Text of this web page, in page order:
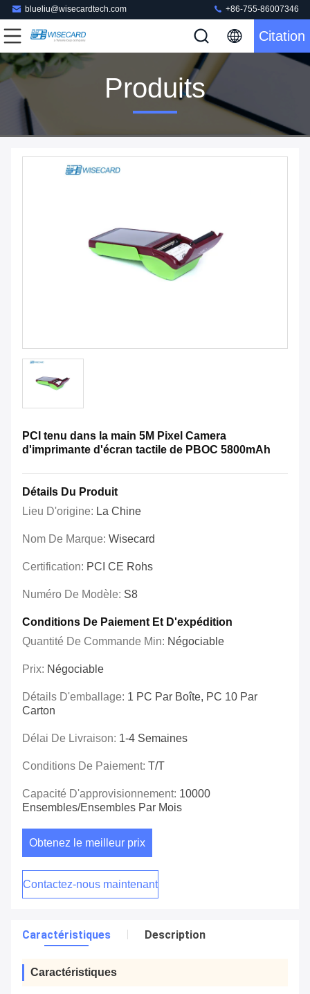
blueliu@wisecardtech.com +86-755-86007346
Citation
Produits
PCI tenu dans la main 5M Pixel Camera
d'imprimante d'écran tactile de PBOC 5800mAh
Détails Du Produit
Lieu D'origine: La Chine
Nom De Marque: Wisecard
Certification: PCI CE Rohs
Numéro De Modèle: S8
Conditions De Paiement Et D'expédition
Quantité De Commande Min: Négociable
Prix: Négociable
Détails D'emballage: 1 PC Par Boîte, PC 10 Par
Carton
Délai De Livraison: 1-4 Semaines
Conditions De Paiement: T/T
Capacité D'approvisionnement: 10000
Ensembles/ensembles Par Mois
Obtenez le meilleur prix
Contactez-nous maintenant
Caractéristiques Description
Caractéristiques